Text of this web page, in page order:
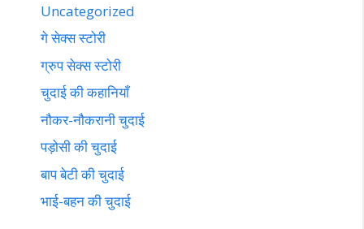
Uncategorized
गे सेक्स स्टोरी
ग्रुप सेक्स स्टोरी
चुदाई की कहानियाँ
नौकर-नौकरानी चुदाई
पड़ोसी की चुदाई
बाप बेटी की चुदाई
भाई-बहन की चुदाई